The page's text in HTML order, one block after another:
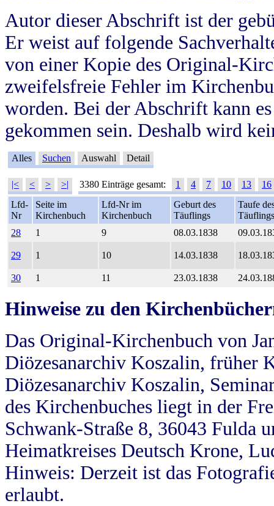
Autor dieser Abschrift ist der
Er weist auf folgende
von einer Kopie des Original-
zweifelsfreie Fehler im
worden. Bei der Abschrift kann
gekommen sein. Deshalb wird
Alles Suchen Auswahl Detail
|< < > >| 3380 Einträge gesamt: 1 4 7 10 13
16
Lfd-
Nr
Seite im
Kirchenbuch
Lfd-Nr im
Kirchenbuch
Geburt des
Täuflings
Taufe
Täuflings
28
1 9 08.03.1838
29 1 10 14.03.1838
30 1 11 23.03.1838
Hinweise zu den
Das Original-Kirchenbuch von
Diözesanarchiv Koszalin, früher
Diözesanarchiv Koszalin,
des Kirchenbuches liegt in der
Schwank-Straße 8, 36043 Fulda
Heimatkreises Deutsch Krone,
Hinweis: Derzeit ist das
erlaubt.